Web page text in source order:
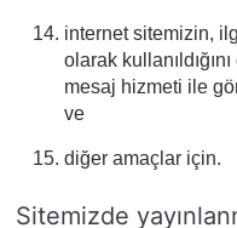
internet sitemizin,
olarak
mesaj hizmeti ile
ve
diğer amaçlar için.
Sitemizde